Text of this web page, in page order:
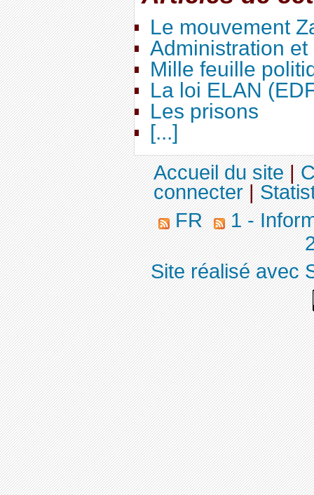
Le mouvement
Administration
Mille feuille
La loi ELAN
Les prisons
[...]
Accueil du site|
connecter|
FR
1 -
Site réalisé avec